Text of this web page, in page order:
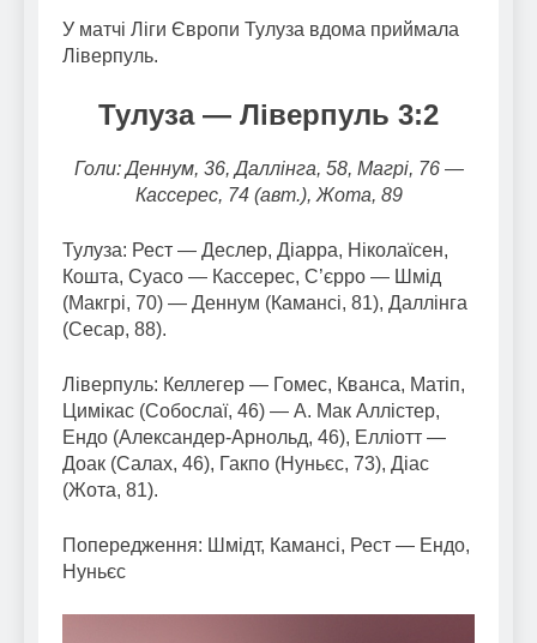
У матчі Ліги Європи Тулуза вдома приймала
Ліверпуль.
Тулуза — Ліверпуль 3:2
Голи: Деннум, 36, Даллінга, 58, Магрі, 76 —
Кассерес, 74 (авт.), Жота, 89
Тулуза: Рест — Деслер, Діарра, Ніколаїсен,
Кошта, Суасо — Кассерес, С’єрро — Шмід
(Макгрі, 70) — Деннум (Камансі, 81), Даллінга
(Сесар, 88).
Ліверпуль: Келлегер — Гомес, Кванса, Матіп,
Цимікас (Собослаї, 46) — А. Мак Аллістер,
Ендо (Александер-Арнольд, 46), Елліотт —
Доак (Салах, 46), Гакпо (Нуньєс, 73), Діас
(Жота, 81).
Попередження: Шмідт, Камансі, Рест — Ендо,
Нуньєс